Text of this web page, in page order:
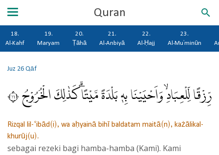
Quran
18.
Al-Kahf
19.
Maryam
20.
Ṭāhā
21.
Al-Anbiyā
22.
Al-Ḥajj
23.
Al-Mu'minūn
Juz 26Qāf
رِّزْقًا لِّلْعِبَادِۙ وَاَحْيَيْنَا بِهٖ بَلْدَةً مَّيْتًاۗ كَذٰلِكَ الْخُرُوْجُ ١١
Rizqal lil-‘ibād(i), wa aḥyainā bihī baldatam maitā(n), każālikal-
khurūj(u).
sebagai rezeki bagi hamba-hamba (Kami). Kami